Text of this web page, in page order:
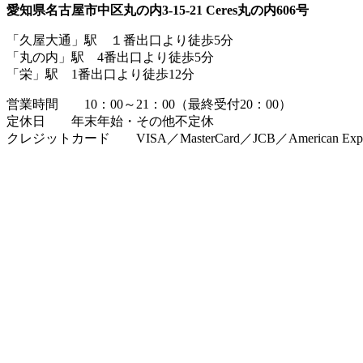
愛知県名古屋市中区丸の内3-15-21 Ceres丸の内606号
「久屋大通」駅 １番出口より徒歩5分
「丸の内」駅 4番出口より徒歩5分
「栄」駅 1番出口より徒歩12分
営業時間 10：00～21：00（最終受付20：00）
定休日 年末年始・その他不定休
クレジットカード VISA／MasterCard／JCB／American